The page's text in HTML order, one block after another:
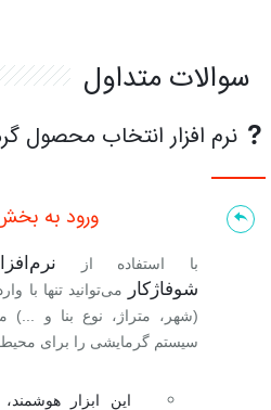
شکایات
نمایشگاه ها
SMART LIFE اپلیکیشن
نرم افزار انتخاب محصول
شرایط گارانتی محصولات
سوالات متداول
نرم افزار انتخاب محصول
ورود به بخش
با استفاده از
شوفاژکار
می‌توانید تنها با
(شهر، متراژ، نوع بنا و ...)
سیستم گرمایشی را برای محیط
این ابزار